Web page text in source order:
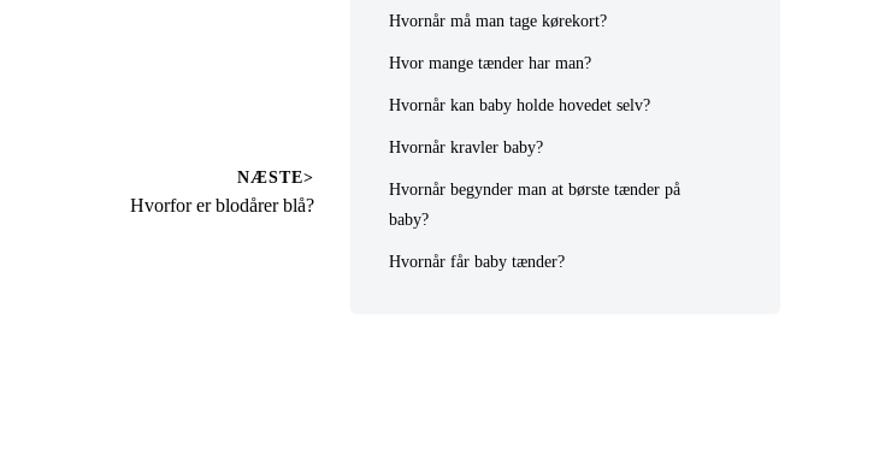
NÆSTE>
Next
Hvorfor er blodårer blå?
Hvornår må man tage kørekort?
Hvor mange tænder har man?
Hvornår kan baby holde hovedet selv?
Hvornår kravler baby?
Hvornår begynder man at børste tænder på
baby?
Hvornår får baby tænder?